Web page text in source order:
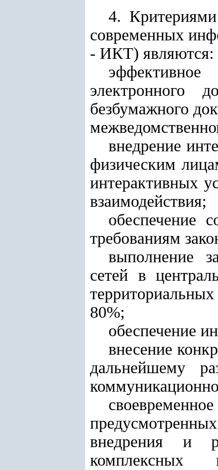
4. Критериями
современных
- ИКТ) являются:
электронного
безбумажного
внедрение
физическим
интерактивных
взаимодействия;
обеспечение
требованиям
выполнение
сетей в
80%;
обеспечение
внесение
дальнейшему
внедрения и
комплексных